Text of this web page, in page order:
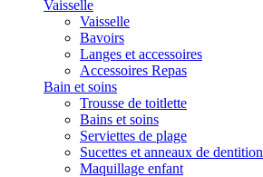
Vaisselle
Vaisselle
Bavoirs
Langes et accessoires
Accessoires Repas
Bain et soins
Trousse de toitlette
Bains et soins
Serviettes de plage
Sucettes et anneaux de dentition
Maquillage enfant